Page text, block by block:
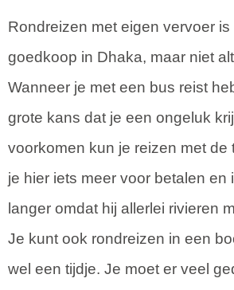
Rondreizen met eigen vervoer
goedkoop in Dhaka, maar niet
Wanneer je met een bus reist
grote kans dat je een ongeluk
voorkomen kun je reizen met de
je hier iets meer voor betalen en
langer omdat hij allerlei rivieren
Je kunt ook rondreizen in een
wel een tijdje. Je moet er veel